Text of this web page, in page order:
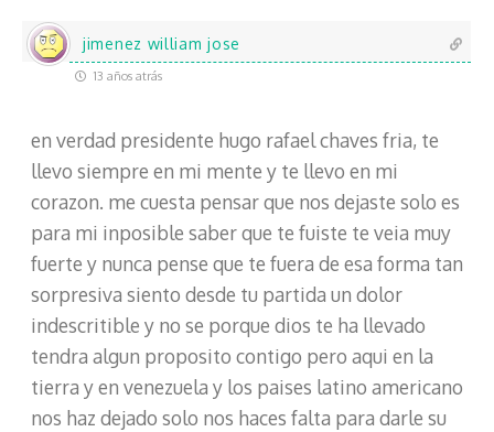
jimenez william jose
13 años atrás
en verdad presidente hugo rafael chaves fria, te
llevo siempre en mi mente y te llevo en mi
corazon. me cuesta pensar que nos dejaste solo es
para mi inposible saber que te fuiste te veia muy
fuerte y nunca pense que te fuera de esa forma tan
sorpresiva siento desde tu partida un dolor
indescritible y no se porque dios te ha llevado
tendra algun proposito contigo pero aqui en la
tierra y en venezuela y los paises latino americano
nos haz dejado solo nos haces falta para darle su